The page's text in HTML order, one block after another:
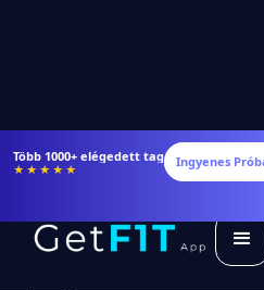
Több 1000+ elégedett tag
★★★★★ Ingyenes
Hány
perc